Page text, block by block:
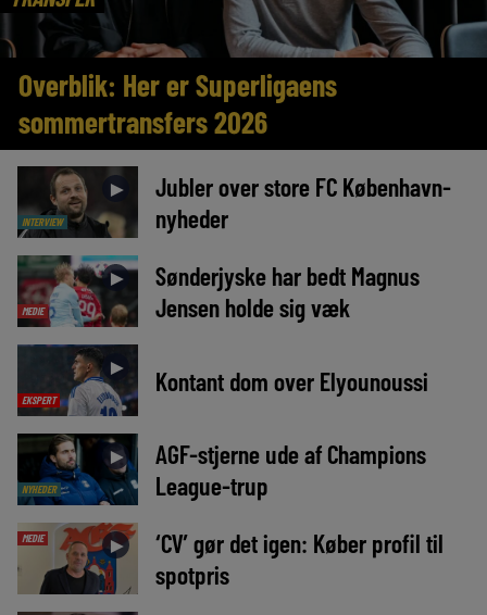
Overblik: Her er Superligaens
sommertransfers 2026
INTERVIEW
►
Jubler over store FC København-
nyheder
MEDIE
►
Sønderjyske har bedt Magnus
Jensen holde sig væk
EKSPERT
► Kontant dom over Elyounoussi
NYHEDER
►
AGF-stjerne ude af Champions
League-trup
MEDIE ►
‘CV’ gør det igen: Køber profil til
spotpris